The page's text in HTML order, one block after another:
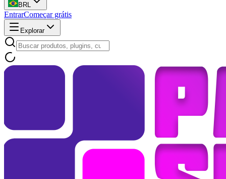
BRL
EntrarComeçar grátis
Explorar